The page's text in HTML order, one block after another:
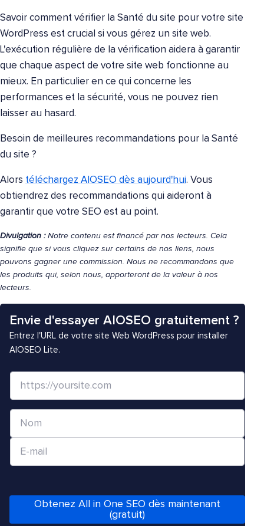
Savoir comment vérifier la Santé du site pour votre site
WordPress est crucial si vous gérez un site web.
L'exécution régulière de la vérification aidera à garantir
que chaque aspect de votre site web fonctionne au
mieux. En particulier en ce qui concerne les
performances et la sécurité, vous ne pouvez rien
laisser au hasard.
Besoin de meilleures recommandations pour la Santé
du site ?
Alors téléchargez AIOSEO dès aujourd'hui. Vous
obtiendrez des recommandations qui aideront à
garantir que votre SEO est au point.
Divulgation :Notre contenu est financé par nos lecteurs. Cela
signifie que si vous cliquez sur certains de nos liens, nous
pouvons gagner une commission. Nous ne recommandons que
les produits qui, selon nous, apporteront de la valeur à nos
lecteurs.
Envie d'essayer AIOSEO gratuitement ?
Entrez l'URL de votre site Web WordPress pour installer
AIOSEO Lite.
t
W
R
*
Obtenez All in One SEO dès maintenant
(gratuit)